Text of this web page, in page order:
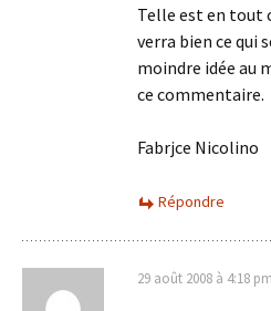
Telle est en tout
verra bien ce qui
moindre idée au
ce commentaire.
Fabrjce Nicolino
Répondre
29 août 2008 à 4:18 pm